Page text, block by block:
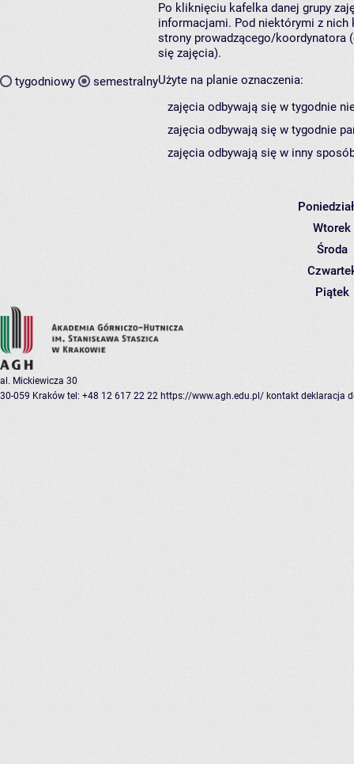
tygodniowy semestralny
Po kliknięciu kafelka danej grupy
informacjami. Pod niektórymi z nich
strony prowadzącego/koordynatora
się zajęcia).
Użyte na planie oznaczenia:
zajęcia odbywają się w tygodnie
zajęcia odbywają się w tygodnie
zajęcia odbywają się w inny
Wtorek
Środa
Piątek
al. Mickiewicza 30
30-059 Kraków tel: +48 12 617 22 22 https://www.agh.edu.pl/ kontakt deklaracja